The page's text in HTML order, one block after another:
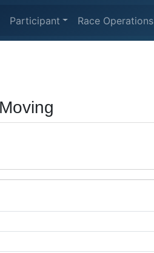
Participant Race Operations